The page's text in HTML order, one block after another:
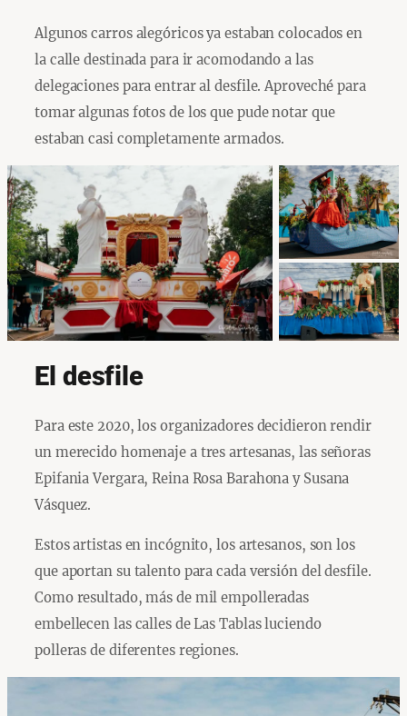
Algunos carros alegóricos ya estaban colocados en
la calle destinada para ir acomodando a las
delegaciones para entrar al desfile. Aproveché para
tomar algunas fotos de los que pude notar que
estaban casi completamente armados.
El desfile
Para este 2020, los organizadores decidieron rendir
un merecido homenaje a tres artesanas, las señoras
Epifania Vergara, Reina Rosa Barahona y Susana
Vásquez.
Estos artistas en incógnito, los artesanos, son los
que aportan su talento para cada versión del desfile.
Como resultado, más de mil empolleradas
embellecen las calles de Las Tablas luciendo
polleras de diferentes regiones.